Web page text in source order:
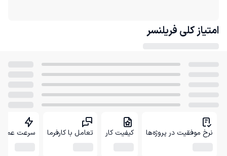
امتیاز کلی فریلنسر
نرخ موفقیت در پروژه‌ها کیفیت کار تعامل با کارفرما سرعت عمل